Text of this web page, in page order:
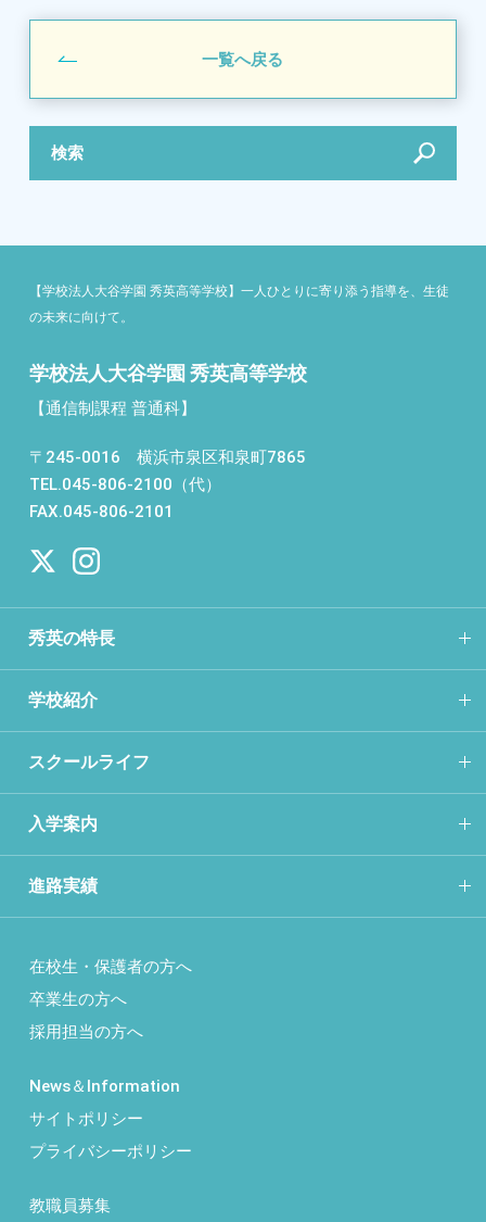
一覧へ戻る
検索
【学校法人大谷学園 秀英高等学校】一人ひとりに寄り添う指導を、生徒
の未来に向けて。
学校法人大谷学園 秀英高等学校
【通信制課程 普通科】
〒245-0016 横浜市泉区和泉町7865
TEL.045-806-2100（代）
FAX.045-806-2101
秀英の特長
学校紹介
スクールライフ
入学案内
進路実績
在校生・保護者の方へ
卒業生の方へ
採用担当の方へ
News＆Information
サイトポリシー
プライバシーポリシー
教職員募集